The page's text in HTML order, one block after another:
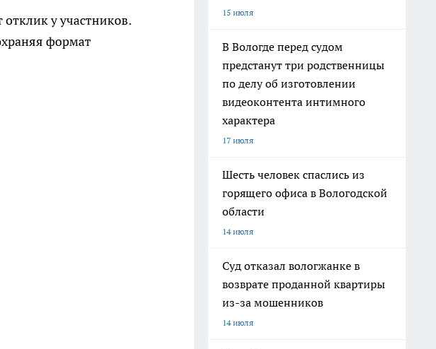
у участников.
формат
15 июля
В Вологде перед судом
предстанут три родственницы
по делу об изготовлении
видеоконтента интимного
характера
17 июля
Шесть человек спаслись из
горящего офиса в Вологодской
области
14 июля
Суд отказал вологжанке в
возврате проданной квартиры
из-за мошенников
14 июля